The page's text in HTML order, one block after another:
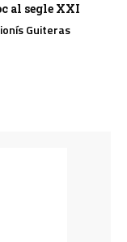
al segle XXI
Guiteras